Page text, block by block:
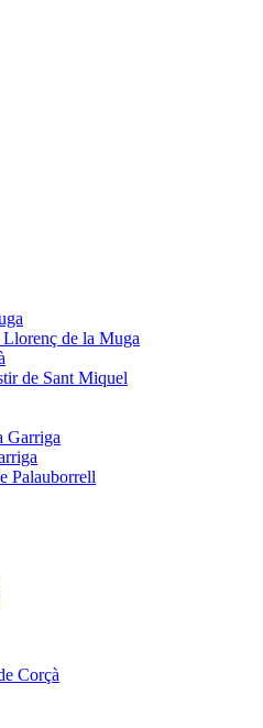
Llorenç de la Muga
de Sant Miquel
Garriga
Palauborrell
Corçà